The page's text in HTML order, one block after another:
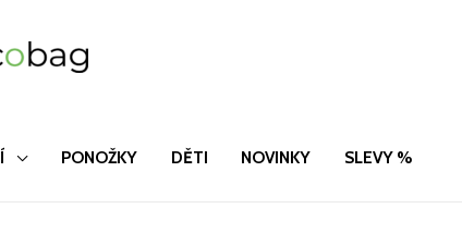
PONOŽKY DĚTI NOVINKY SLEVY %